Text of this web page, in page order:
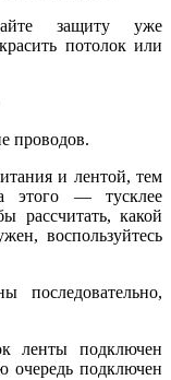
защиту уже
потолок или
проводов.
и лентой, тем
этого — тусклее
рассчитать, какой
воспользуйтесь
последовательно,
ленты подключен
очередь подключен